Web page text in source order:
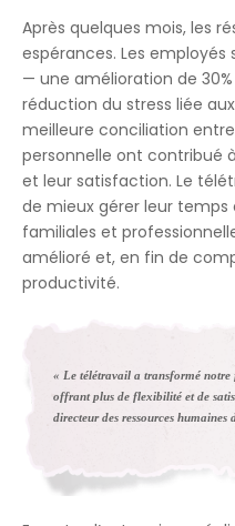
Après quelques mois, les
espérances. Les
— une amélioration de
réduction du stress liée
meilleure conciliation
personnelle ont contribué
et leur satisfaction. Le
de mieux gérer leur temps
familiales et
amélioré et, en fin de
productivité.
« Le télétravail a transformé notre
offrant plus de flexibilité et de
directeur des ressources humaines